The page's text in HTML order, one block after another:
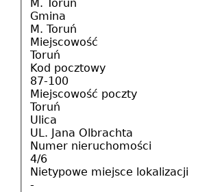
M. Toruń
Gmina
M. Toruń
Miejscowość
Toruń
Kod pocztowy
87-100
Miejscowość poczty
Toruń
Ulica
UL. Jana Olbrachta
Numer nieruchomości
4/6
Nietypowe miejsce lokalizacji
-